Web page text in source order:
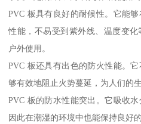
PVC 板具有良好的耐候性。它能
性能，不易受到紫外线、温度变
户外使用。
PVC 板还具有出色的防火性能。
够有效地阻止火势蔓延，为人们的
PVC 板的防水性能突出。它吸收
因此在潮湿的环境中也能保持良好的